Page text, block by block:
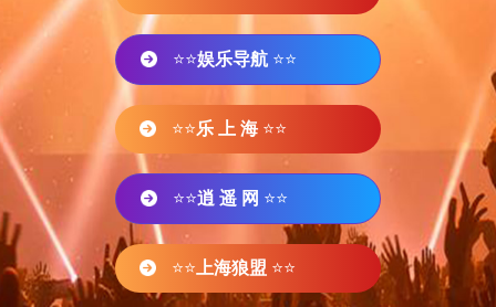
⭐⭐娱乐导航 ⭐⭐
⭐⭐乐 上 海 ⭐⭐
⭐⭐逍 遥 网 ⭐⭐
⭐⭐ 上海狼盟 ⭐⭐